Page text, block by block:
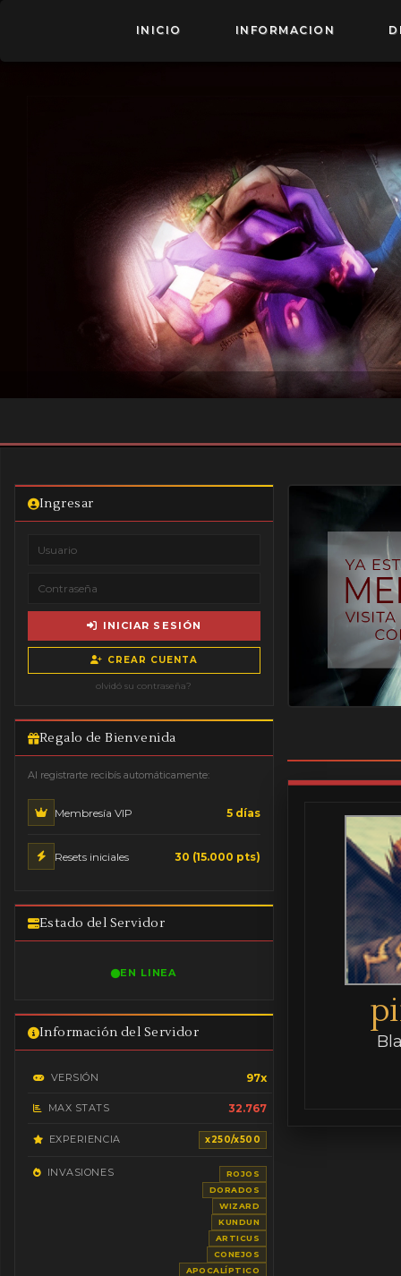
INICIO INFORMACION
Ingresar
INICIAR SESIÓN
CREAR CUENTA
olvidó su contraseña?
Regalo de Bienvenida
Al registrarte recibís automáticamente:
Membresía VIP 5 días
Resets iniciales 30 (15.000 pts)
Estado del Servidor
EN LINEA
Información del Servidor
VERSIÓN 97x
MAX STATS 32.767
EXPERIENCIA x250/x500
INVASIONES
ROJOS
DORADOS
WIZARD
KUNDUN
ARTICUS
CONEJOS
APOCALÍPTICO